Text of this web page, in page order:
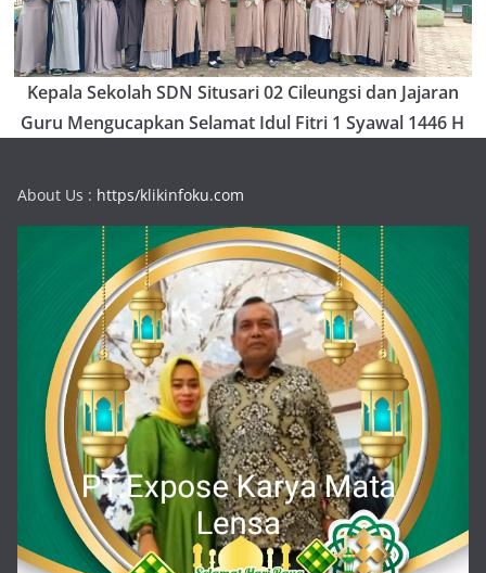
Kepala Sekolah SDN Situsari 02 Cileungsi dan Jajaran
Guru Mengucapkan Selamat Idul Fitri 1 Syawal 1446 H
About Us : https/klikinfoku.com